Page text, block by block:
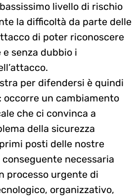
livello di rischio
la difficoltà da parte delle
di poter riconoscere
senza dubbio i
per difendersi è quindi
occorre un cambiamento
che ci convinca a
della sicurezza
posti delle nostre
necessaria
processo urgente di
organizzativo,